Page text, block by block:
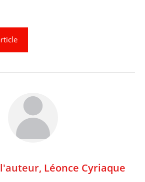
Léonce Cyriaque